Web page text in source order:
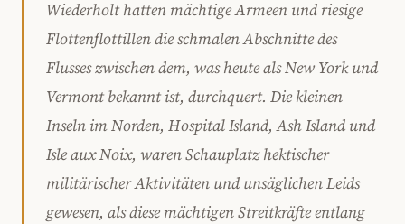
Wiederholt hatten mächtige Armeen und riesige
Flottenflottillen die schmalen Abschnitte des
Flusses zwischen dem, was heute als New York und
Vermont bekannt ist, durchquert. Die kleinen
Inseln im Norden, Hospital Island, Ash Island und
Isle aux Noix, waren Schauplatz hektischer
militärischer Aktivitäten und unsäglichen Leids
gewesen, als diese mächtigen Streitkräfte entlang